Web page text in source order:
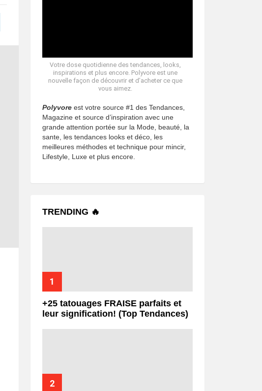
Votre dose quotidienne des tendances, looks,
inspirations et plus encore. Polyvore est une
nouvelle façon de découvrir et d’acheter ce que
vous aimez.
Polyvore est votre source #1 des Tendances,
Magazine et source d’inspiration avec une
grande attention portée sur la Mode, beauté, la
sante, les tendances looks et déco, les
meilleures méthodes et technique pour mincir,
Lifestyle, Luxe et plus encore.
TRENDING 🔥
+25 tatouages ​​FRAISE parfaits et
leur signification! (Top Tendances)